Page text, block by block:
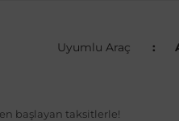
Uyumlu Araç
başlayan taksitlerle!